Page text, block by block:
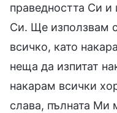
праведността Си
Си. Ще използвам
всичко, като
неща да изпитат
накарам всички
слава, пълната Ми